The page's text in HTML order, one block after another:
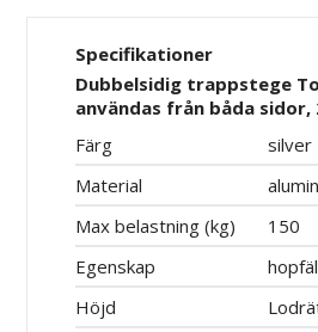
Specifikationer
Dubbelsidig trappstege
användas från båda sidor,
Färg
silver
Material
Max belastning (kg)
150
Egenskap
Höjd